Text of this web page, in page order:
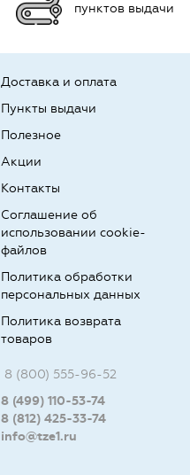
пунктов выдачи
Доставка и оплата
Пункты выдачи
Полезное
Акции
Контакты
Соглашение об
использовании cookie-
файлов
Политика обработки
персональных данных
Политика возврата
товаров
8 (800) 555-96-52
8 (499) 110-53-74
8 (812) 425-33-74
info@tze1.ru